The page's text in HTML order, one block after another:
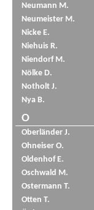
Neumann M.
Neumeister M.
Nicke E.
Niehuis R.
Niendorf M.
Nölke D.
Notholt J.
Nya B.
O
Oberländer J.
Ohneiser O.
Oldenhof E.
Oschwald M.
Ostermann T.
Otten T.